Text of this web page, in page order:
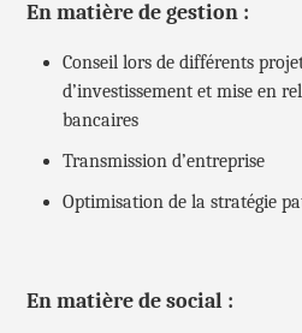
En matière de gestion :
Conseil lors de différents
d’investissement et mise en
bancaires
Transmission d’entreprise
Optimisation de la stratégie
En matière de social :